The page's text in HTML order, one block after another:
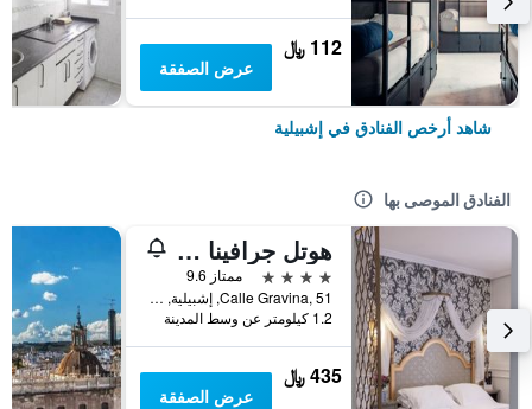
112 ﷼
عرض الصفقة
شاهد أرخص الفنادق في إشبيلية
الفنادق الموصى بها
هوتل جرافينا 51
4 نجوم
ممتاز 9.6
Calle Gravina, 51, إشبيلية, منطقة أندلوسيا, أسبانيا
1.2 كيلومتر عن وسط المدينة
435 ﷼
عرض الصفقة